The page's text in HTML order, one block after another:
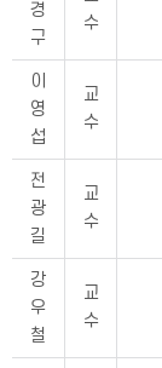
경
구
수
이
영
섭
교
수
전
광
길
교
수
강
우
철
교
수